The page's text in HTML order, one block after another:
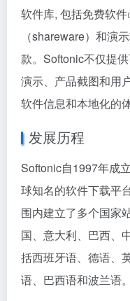
软件库, 包括免费软件
（shareware）和演
款。Softonic不仅提
演示、产品截图和用
软件信息和本地化的体
发展历程
Softonic自1997年成
球知名的软件下载平
围内建立了多个国家
国、意大利、巴西、
括西班牙语、德语、
语、巴西语和波兰语。